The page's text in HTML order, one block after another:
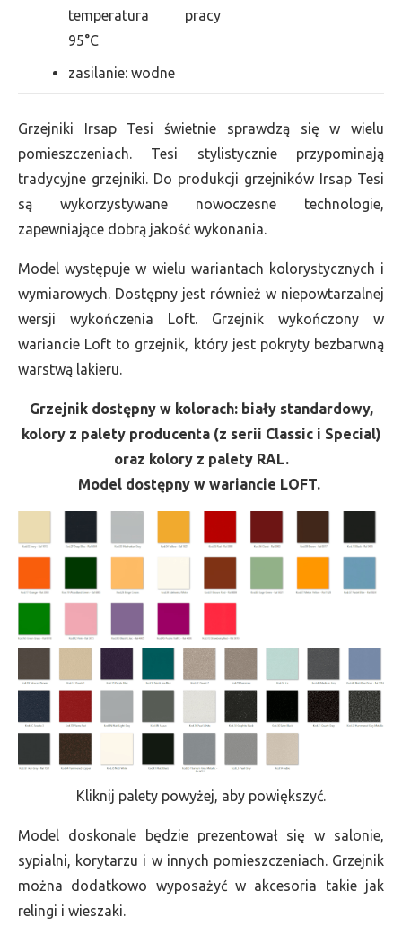
temperatura pracy
95°C
zasilanie: wodne
Grzejniki Irsap Tesi świetnie sprawdzą się w wielu
pomieszczeniach. Tesi stylistycznie przypominają
tradycyjne grzejniki. Do produkcji grzejników Irsap Tesi
są wykorzystywane nowoczesne technologie,
zapewniające dobrą jakość wykonania.
Model występuje w wielu wariantach kolorystycznych i
wymiarowych. Dostępny jest również w niepowtarzalnej
wersji wykończenia Loft. Grzejnik wykończony w
wariancie Loft to grzejnik, który jest pokryty bezbarwną
warstwą lakieru.
Grzejnik dostępny w kolorach: biały standardowy,
kolory z palety producenta (z serii Classic i Special)
oraz kolory z palety RAL.
Model dostępny w wariancie LOFT.
Kliknij palety powyżej, aby powiększyć.
Model doskonale będzie prezentował się w salonie,
sypialni, korytarzu i w innych pomieszczeniach. Grzejnik
można dodatkowo wyposażyć w akcesoria takie jak
relingi i wieszaki.